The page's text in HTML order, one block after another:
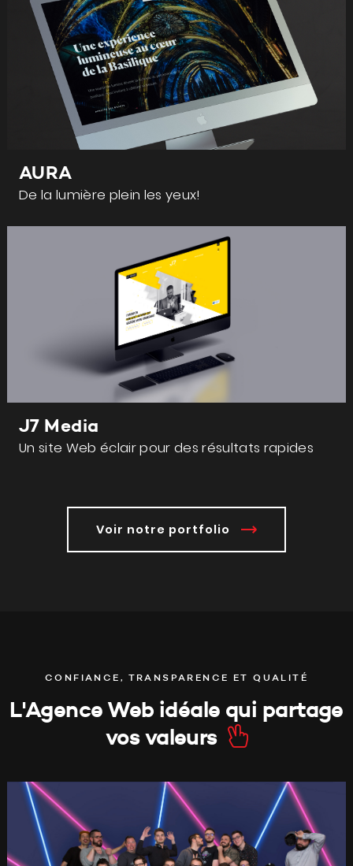
AURA
De la lumière plein les yeux!
J7 Media
Un site Web éclair pour des résultats rapides
Voir notre portfolio
CONFIANCE, TRANSPARENCE ET QUALITÉ
L'Agence Web idéale qui partage
vos valeurs